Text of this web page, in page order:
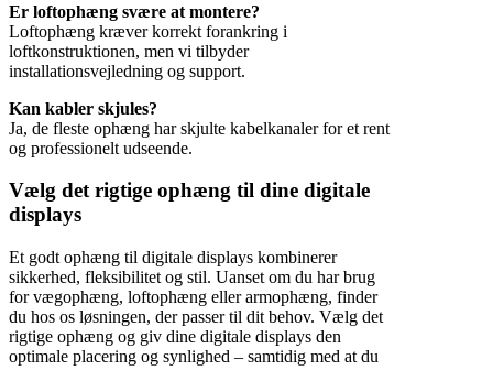
Er loftophæng svære at montere?
Loftophæng kræver korrekt forankring i
loftkonstruktionen, men vi tilbyder
installationsvejledning og support.
Kan kabler skjules?
Ja, de fleste ophæng har skjulte kabelkanaler for et rent
og professionelt udseende.
Vælg det rigtige ophæng til dine digitale
displays
Et godt ophæng til digitale displays kombinerer
sikkerhed, fleksibilitet og stil. Uanset om du har brug
for vægophæng, loftophæng eller armophæng, finder
du hos os løsningen, der passer til dit behov. Vælg det
rigtige ophæng og giv dine digitale displays den
optimale placering og synlighed – samtidig med at du